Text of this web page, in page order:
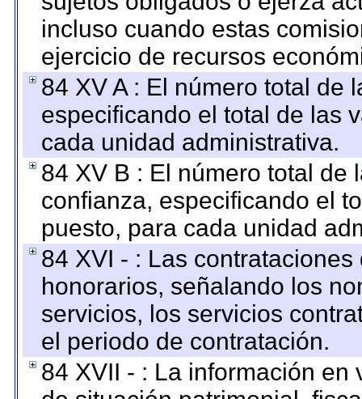
incluso cuando estas
ejercicio de recursos
84 XV A : El número total de
especificando el total de las
cada unidad administrativa.
84 XV B : El número total de
confianza, especificando el
puesto, para cada unidad
84 XVI - : Las
honorarios, señalando los
servicios, los servicios
el periodo de contratación.
84 XVII - : La información